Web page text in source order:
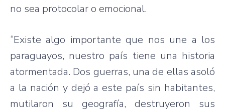
no sea protocolar o emocional.
“Existe algo importante que nos une a los
paraguayos, nuestro país tiene una historia
atormentada. Dos guerras, una de ellas asoló
a la nación y dejó a este país sin habitantes,
mutilaron su geografía, destruyeron sus